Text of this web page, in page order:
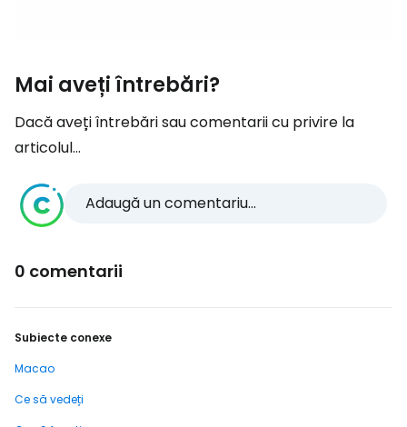
Mai aveți întrebări?
Dacă aveți întrebări sau comentarii cu privire la
articolul...
Adaugă un comentariu...
0 comentarii
Subiecte conexe
Macao
Ce să vedeți